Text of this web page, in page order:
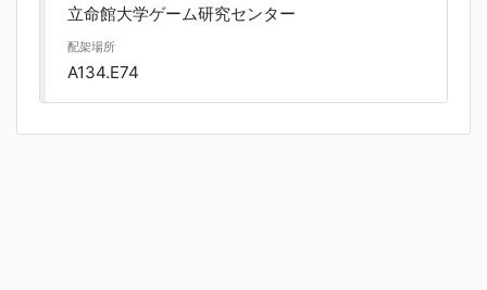
立命館大学ゲーム研究センター
配架場所
A134.E74